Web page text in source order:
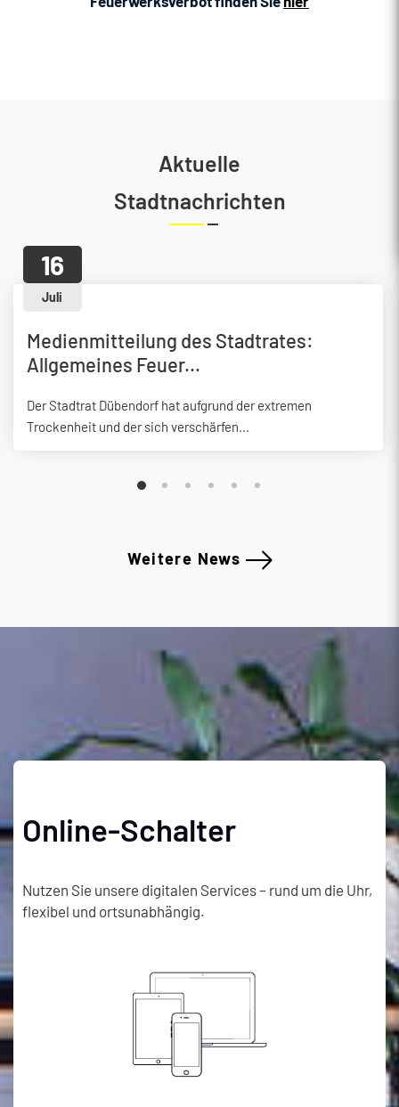
Aktuelle
Stadtnachrichten
16
Juli
Medienmitteilung des Stadtrates:
Allgemeines Feuer...
Der Stadtrat Dübendorf hat aufgrund der extremen
Trockenheit und der sich verschärfen...
Weitere News
Online-Schalter
Nutzen Sie unsere digitalen Services – rund um die Uhr,
flexibel und ortsunabhängig.